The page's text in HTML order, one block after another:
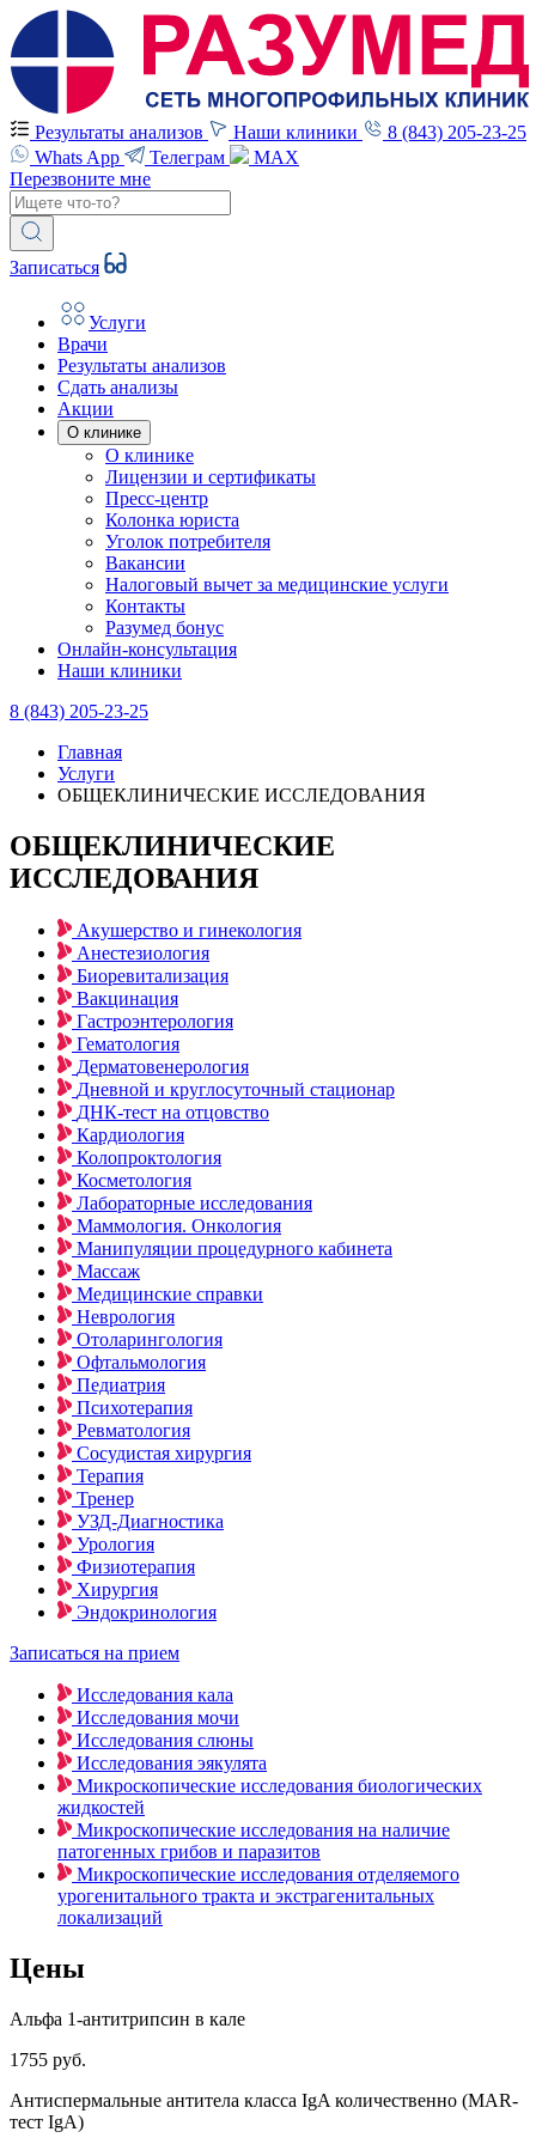
Результаты анализов Наши клиники
8 (843) 205-23-25
Whats App
Телеграм
MAX
Перезвоните мне
Записаться
Услуги
Врачи
Результаты анализов
Сдать анализы
Акции
О клинике
О клинике
Лицензии и сертификаты
Пресс-центр
Колонка юриста
Уголок потребителя
Вакансии
Налоговый вычет за медицинские услуги
Контакты
Разумед бонус
Онлайн-консультация
Наши клиники
8 (843) 205-23-25
Главная
Услуги
ОБЩЕКЛИНИЧЕСКИЕ ИССЛЕДОВАНИЯ
ОБЩЕКЛИНИЧЕСКИЕ
ИССЛЕДОВАНИЯ
Акушерство и гинекология
Анестезиология
Биоревитализация
Вакцинация
Гастроэнтерология
Гематология
Дерматовенерология
Дневной и круглосуточный стационар
ДНК-тест на отцовство
Кардиология
Колопроктология
Косметология
Лабораторные исследования
Маммология. Онкология
Манипуляции процедурного кабинета
Массаж
Медицинские справки
Неврология
Отоларингология
Офтальмология
Педиатрия
Психотерапия
Ревматология
Сосудистая хирургия
Терапия
Тренер
УЗД-Диагностика
Урология
Физиотерапия
Хирургия
Эндокринология
Записаться на прием
Исследования кала
Исследования мочи
Исследования слюны
Исследования эякулята
Микроскопические исследования биологических
жидкостей
Микроскопические исследования на наличие
патогенных грибов и паразитов
Микроскопические исследования отделяемого
урогенитального тракта и экстрагенитальных
локализаций
Цены
Альфа 1-антитрипсин в кале
1755 руб.
Антиспермальные антитела класса IgA количественно (MAR-
тест IgA)